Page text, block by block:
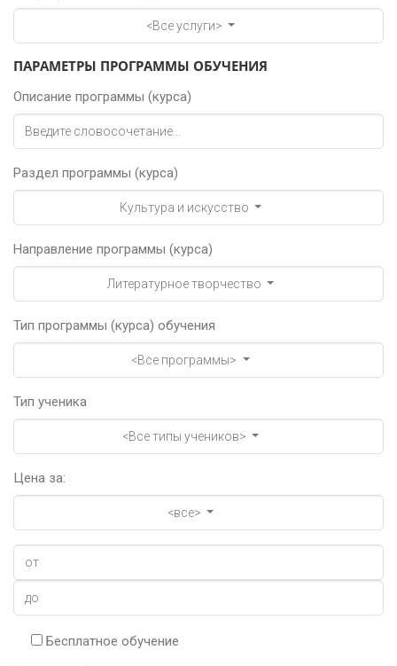
<Все услуги>
ПАРАМЕТРЫ ПРОГРАММЫ ОБУЧЕНИЯ
Описание программы (курса)
Раздел программы (курса)
Культура и искусство
Направление программы (курса)
Литературное творчество
Тип программы (курса) обучения
<Все программы>
Тип ученика
<Все типы учеников>
Цена за:
<все>
Бесплатное обучение